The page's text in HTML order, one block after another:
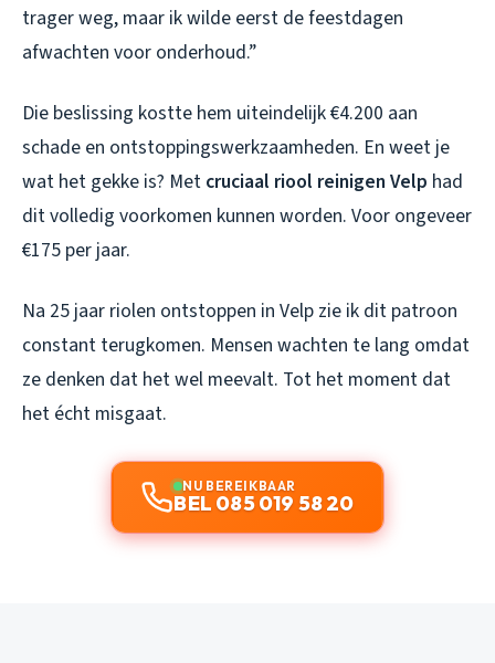
trager weg, maar ik wilde eerst de feestdagen
afwachten voor onderhoud.”
Die beslissing kostte hem uiteindelijk €4.200 aan
schade en ontstoppingswerkzaamheden. En weet je
wat het gekke is? Met cruciaal riool reinigen Velp had
dit volledig voorkomen kunnen worden. Voor ongeveer
€175 per jaar.
Na 25 jaar riolen ontstoppen in Velp zie ik dit patroon
constant terugkomen. Mensen wachten te lang omdat
ze denken dat het wel meevalt. Tot het moment dat
het écht misgaat.
NU BEREIKBAAR
BEL 085 019 58 20